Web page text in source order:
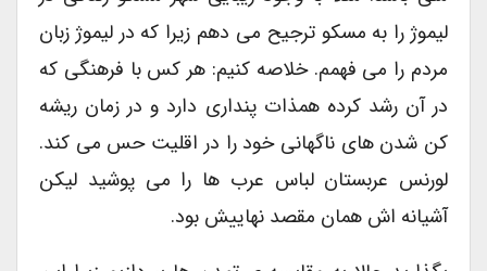
لیموژ را به مسکو ترجیح می دهم زیرا که در لیموژ زبان
مردم را می فهمم. خلاصه کنیم: هر کس با فرهنگی که
در آن رشد کرده همذات پنداری دارد و در زمان ریشه
کن شدن های ناگهانی خود را در اقلیت حس می کند.
لورنس عربستان لباس عرب ها را می پوشید لیکن
آشیانه اش همان مقصد نهاییش بود.